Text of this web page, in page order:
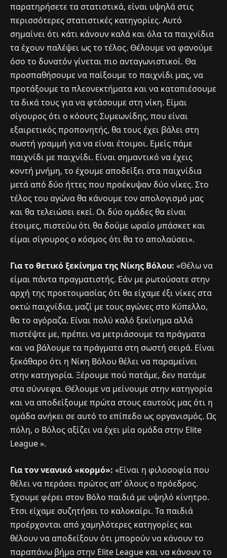
παρατηρήσετε τα στατιστικά, είναι υψηλά στις
περισσότερες στατιστικές κατηγορίες. Αυτό
σημαίνει ότι κάτι κάνουν καλά και όλα τα παιχνίδια
τα έχουν παλέψει ως το τέλος. Θέλουμε να φανούμε
όσο το δυνατόν γίνεται πιο ανταγωνιστικοί. Θα
προσπαθήσουμε να παίξουμε το παιχνίδι μας, να
προτάξουμε τα πλεονεκτήματα και να καταπιέσουμε
τα δικά τους για να φτάσουμε στη νίκη. Είμαι
σίγουρος ότι ο κόουτς Συμεωνίδης, που είναι
εξαιρετικός προπονητής, θα τους έχει βάλει στη
σωστή γραμμή για να είναι έτοιμοι. Εμείς πάμε
παιχνίδι με παιχνίδι. Είναι σημαντικό να έχεις
κοντή μνήμη, το έχουμε αποδείξει στα παιχνίδια
μετά από δύο ήττες που προέκυψαν δύο νίκες. Στο
τέλος του αγώνα θα κάνουμε τον απολογισμό μας
και θα τελειώσει εκεί. Οι δύο ομάδες θα είναι
έτοιμες, πιστεύω ότι θα δούμε ωραίο μπάσκετ και
είμαι σίγουρος ο κόσμος ότι θα το απολαύσει».
Για το θετικό ξεκίνημα της Νίκης Βόλου: «Θέλω να
είμαι πάντα πραγματιστής. Εάν με ρωτούσατε στην
αρχή της προετοιμασίας ότι θα είχαμε έξι νίκες στα
οκτώ παιχνίδια, μαζί με τους αγώνες στο Κύπελλο,
θα το αγόραζα. Είναι πολύ καλό ξεκίνημα αλλά
πιστέψτε με, πρέπει να μετριάσουμε τα πράγματα
και να βάλουμε τα πράγματα στη σωστή σειρά. Είναι
ξεκάθαρο ότι η Νίκη Βόλου θέλει να παραμείνει
στην κατηγορία. Ξέρουμε πού πατάμε, δεν πατάμε
στα σύννεφα. Θέλουμε να μείνουμε στην κατηγορία
και να αποδείξουμε πρώτα στους εαυτούς μας ότι η
ομάδα ανήκει σε αυτό το επίπεδο ως οργανισμός. Ως
πόλη, ο Βόλος αξίζει να έχει μία ομάδα στην Elite
League ».
Για τον νεανικό «κορμό»: «Είναι η φιλοσοφία που
θέλει να περάσει πρώτος απ’ όλους ο πρόεδρος.
Έχουμε φέρει στον Βόλο παιδιά με υψηλό κίνητρο.
Έτσι είχαμε συζητήσει το καλοκαίρι. Τα παιδιά
προέρχονται από χαμηλότερες κατηγορίες και
θέλουν να αποδείξουν ότι μπορούν να κάνουν το
παραπάνω βήμα στην Elite League και να κάνουν το